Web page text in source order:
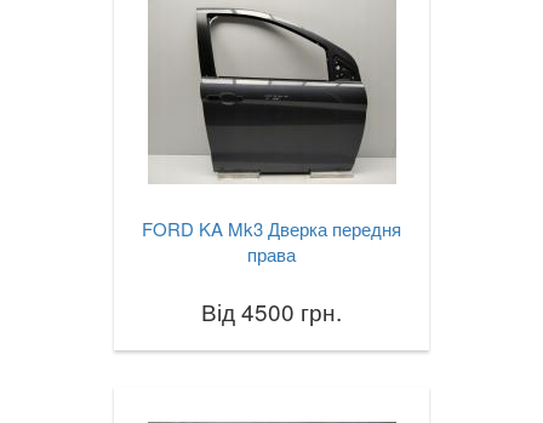
FORD KA Mk3 Дверка передня
права
Від 4500 грн.